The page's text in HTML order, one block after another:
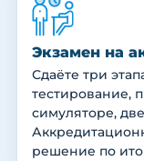
Экзамен на
Сдаёте три
тестирование,
симуляторе,
решение по